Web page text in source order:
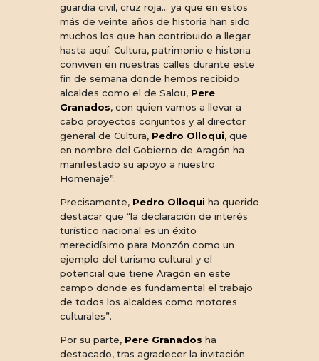
guardia civil, cruz roja… ya que en estos
más de veinte años de historia han sido
muchos los que han contribuido a llegar
hasta aquí. Cultura, patrimonio e historia
conviven en nuestras calles durante este
fin de semana donde hemos recibido
alcaldes como el de Salou, Pere
Granados, con quien vamos a llevar a
cabo proyectos conjuntos y al director
general de Cultura, Pedro Olloqui, que
en nombre del Gobierno de Aragón ha
manifestado su apoyo a nuestro
Homenaje”.
Precisamente, Pedro Olloqui ha querido
destacar que “la declaración de interés
turístico nacional es un éxito
merecidísimo para Monzón como un
ejemplo del turismo cultural y el
potencial que tiene Aragón en este
campo donde es fundamental el trabajo
de todos los alcaldes como motores
culturales”.
Por su parte, Pere Granados ha
destacado, tras agradecer la invitación